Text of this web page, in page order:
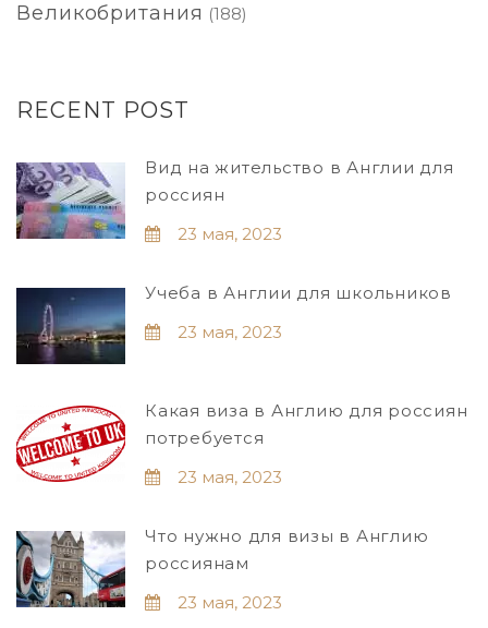
Великобритания (188)
RECENT POST
Вид на жительство в Англии для
россиян
23 мая, 2023
Учеба в Англии для школьников
23 мая, 2023
Какая виза в Англию для россиян
потребуется
23 мая, 2023
Что нужно для визы в Англию
россиянам
23 мая, 2023